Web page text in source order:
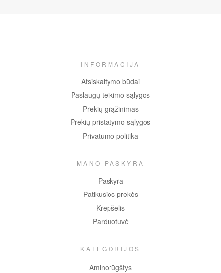
INFORMACIJA
Atsiskaitymo būdai
Paslaugų teikimo sąlygos
Prekių grąžinimas
Prekių pristatymo sąlygos
Privatumo politika
MANO PASKYRA
Paskyra
Patikusios prekės
Krepšelis
Parduotuvė
KATEGORIJOS
Aminorūgštys